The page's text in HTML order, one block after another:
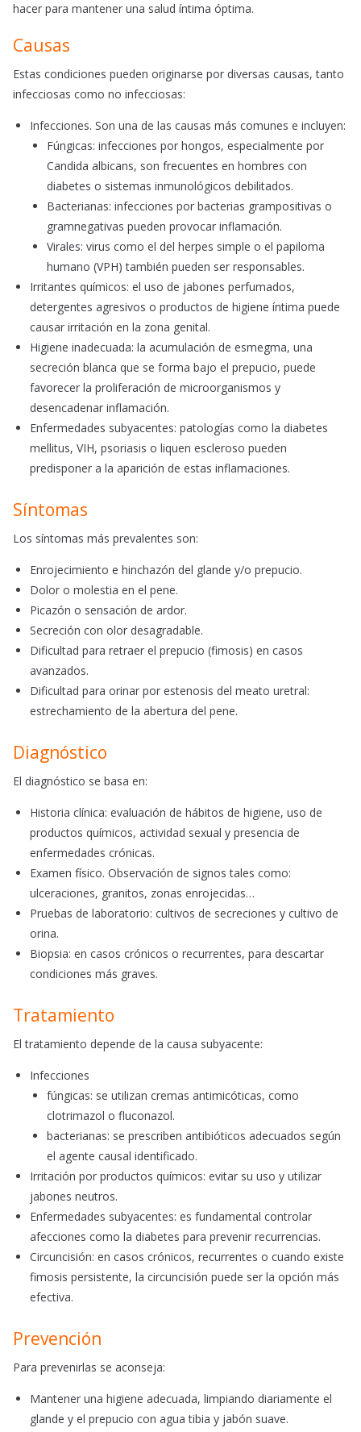
hacer para mantener una salud íntima óptima.
Causas
Estas condiciones pueden originarse por diversas causas, tanto
infecciosas como no infecciosas:
Infecciones. Son una de las causas más comunes e incluyen:
Fúngicas: infecciones por hongos, especialmente por
Candida albicans, son frecuentes en hombres con
diabetes o sistemas inmunológicos debilitados.
Bacterianas: infecciones por bacterias grampositivas o
gramnegativas pueden provocar inflamación.
Virales: virus como el del herpes simple o el papiloma
humano (VPH) también pueden ser responsables.
Irritantes químicos: el uso de jabones perfumados,
detergentes agresivos o productos de higiene íntima puede
causar irritación en la zona genital.
Higiene inadecuada: la acumulación de esmegma, una
secreción blanca que se forma bajo el prepucio, puede
favorecer la proliferación de microorganismos y
desencadenar inflamación.
Enfermedades subyacentes: patologías como la diabetes
mellitus, VIH, psoriasis o liquen escleroso pueden
predisponer a la aparición de estas inflamaciones.
Síntomas
Los síntomas más prevalentes son:
Enrojecimiento e hinchazón del glande y/o prepucio.
Dolor o molestia en el pene.
Picazón o sensación de ardor.
Secreción con olor desagradable.
Dificultad para retraer el prepucio (fimosis) en casos
avanzados.
Dificultad para orinar por estenosis del meato uretral:
estrechamiento de la abertura del pene.
Diagnóstico
El diagnóstico se basa en:
Historia clínica: evaluación de hábitos de higiene, uso de
productos químicos, actividad sexual y presencia de
enfermedades crónicas.
Examen físico. Observación de signos tales como:
ulceraciones, granitos, zonas enrojecidas…
Pruebas de laboratorio: cultivos de secreciones y cultivo de
orina.
Biopsia: en casos crónicos o recurrentes, para descartar
condiciones más graves.
Tratamiento
El tratamiento depende de la causa subyacente:
Infecciones
fúngicas: se utilizan cremas antimicóticas, como
clotrimazol o fluconazol.
bacterianas: se prescriben antibióticos adecuados según
el agente causal identificado.
Irritación por productos químicos: evitar su uso y utilizar
jabones neutros.
Enfermedades subyacentes: es fundamental controlar
afecciones como la diabetes para prevenir recurrencias.
Circuncisión: en casos crónicos, recurrentes o cuando existe
fimosis persistente, la circuncisión puede ser la opción más
efectiva.
Prevención
Para prevenirlas se aconseja:
Mantener una higiene adecuada, limpiando diariamente el
glande y el prepucio con agua tibia y jabón suave.